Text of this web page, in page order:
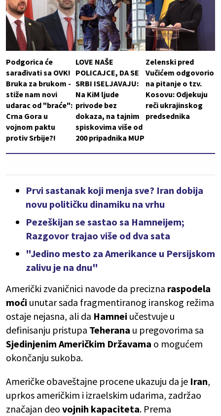
Podgorica će
sarađivati sa OVK!
Bruka za brukom -
stiže nam novi
udarac od "braće":
Crna Gora u
vojnom paktu
protiv Srbije?!
LOVE NAŠE
POLICAJCE, DA SE
SRBI ISELJAVAJU:
Na KiM ljude
privode bez
dokaza, na tajnim
spiskovima više od
200 pripadnika MUP
Zelenski pred
Vučićem odgovorio
na pitanje o tzv.
Kosovu: Odjekuju
reči ukrajinskog
predsednika
Prvi sastanak koji menja sve? Iran dobija
novu političku dinamiku na vrhu
Pezeškijan se sastao sa Hamneijem;
Razgovor trajao više od dva sata
"Jedino mesto za Amerikance u Persijskom
zalivu je na dnu"
Američki zvaničnici navode da precizna raspodela
moći unutar sada fragmentiranog iranskog režima
ostaje nejasna, ali da Hamnei učestvuje u
definisanju pristupa Teherana u pregovorima sa
Sjedinjenim Američkim Državama o mogućem
okončanju sukoba.
Američke obaveštajne procene ukazuju da je Iran,
uprkos američkim i izraelskim udarima, zadržao
značajan deo vojnih kapaciteta. Prema